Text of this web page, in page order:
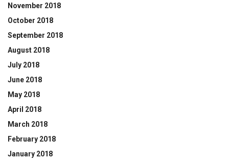
November 2018
October 2018
September 2018
August 2018
July 2018
June 2018
May 2018
April 2018
March 2018
February 2018
January 2018